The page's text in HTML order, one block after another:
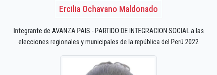
Ercilia Ochavano Maldonado
Integrante de AVANZA PAIS - PARTIDO DE INTEGRACION SOCIAL a las
elecciones regionales y municipales de la república del Perú 2022